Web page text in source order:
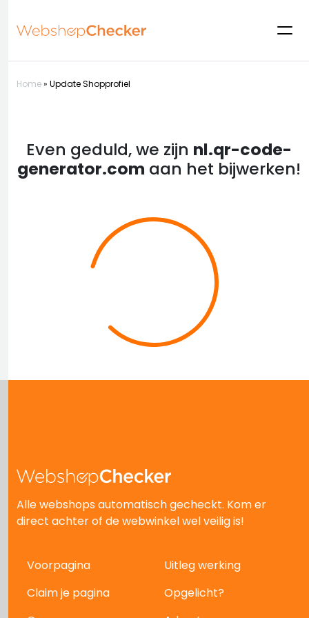
Home» Update Shopprofiel
Even geduld, we zijn nl.qr-code-
generator.com aan het bijwerken!
Alle webshops automatisch gecheckt. Kom er
direct achter of de webwinkel wel veilig is!
Voorpagina
Uitleg werking
Claim je pagina
Opgelicht?